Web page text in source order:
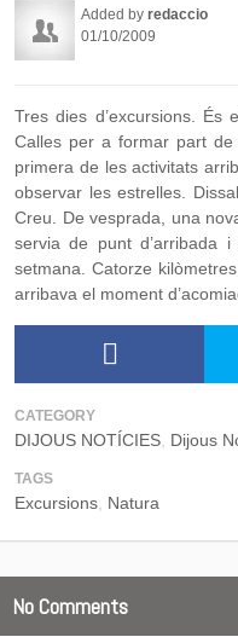
Added by redaccio
01/10/2009
Tres dies d’excursions.
Calles per a formar part de
primera de les activitats
observar les estrelles.
Creu. De vesprada, una
servia de punt d’arribada
setmana. Catorze
arribava el moment
CATEGORY
DIJOUS NOTÍCIES Dijous
TAGS
Excursions Natura
No Comments